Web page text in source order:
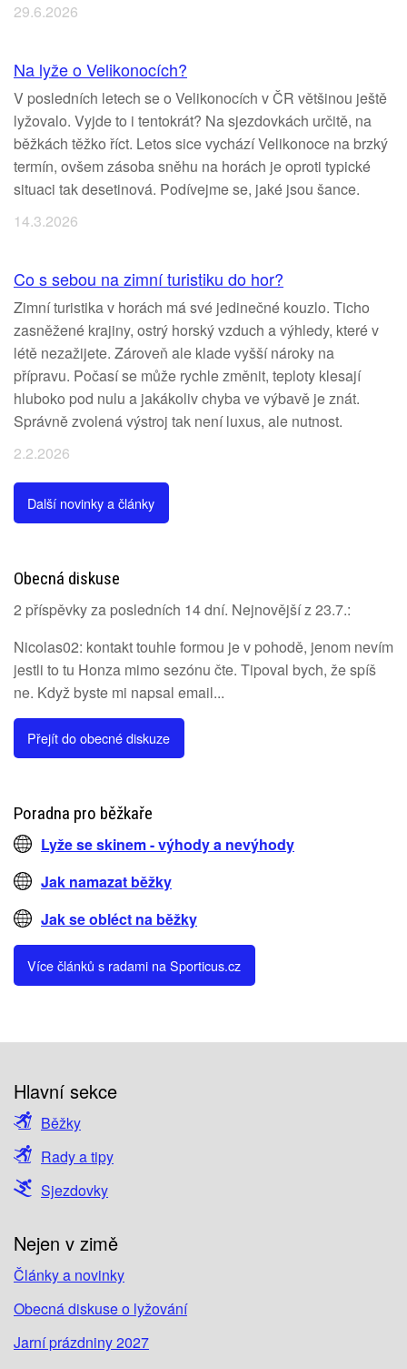
29.6.2026
Na lyže o Velikonocích?
V posledních letech se o Velikonocích v ČR většinou ještě
lyžovalo. Vyjde to i tentokrát? Na sjezdovkách určitě, na
běžkách těžko říct. Letos sice vychází Velikonoce na brzký
termín, ovšem zásoba sněhu na horách je oproti typické
situaci tak desetinová. Podívejme se, jaké jsou šance.
14.3.2026
Co s sebou na zimní turistiku do hor?
Zimní turistika v horách má své jedinečné kouzlo. Ticho
zasněžené krajiny, ostrý horský vzduch a výhledy, které v
létě nezažijete. Zároveň ale klade vyšší nároky na
přípravu. Počasí se může rychle změnit, teploty klesají
hluboko pod nulu a jakákoliv chyba ve výbavě je znát.
Správně zvolená výstroj tak není luxus, ale nutnost.
2.2.2026
Další novinky a články
Obecná diskuse
2 příspěvky za posledních 14 dní. Nejnovější z 23.7.:
Nicolas02: kontakt touhle formou je v pohodě, jenom nevím
jestli to tu Honza mimo sezónu čte. Tipoval bych, že spíš
ne. Když byste mi napsal email...
Přejít do obecné diskuze
Poradna pro běžkaře
Lyže se skinem - výhody a nevýhody
Jak namazat běžky
Jak se obléct na běžky
Více článků s radami na Sporticus.cz
Hlavní sekce
Běžky
Rady a tipy
Sjezdovky
Nejen v zimě
Články a novinky
Obecná diskuse o lyžování
Jarní prázdniny 2027